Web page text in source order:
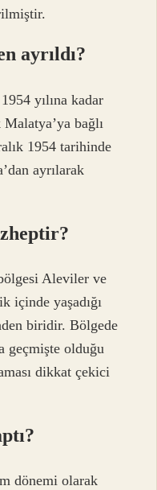
ayrıldı?
yılına kadar
bağlı
1954 tarihinde
ayrılarak
Aleviler ve
içinde yaşadığı
biridir. Bölgede
geçmişte olduğu
dikkat çekici
dönemi olarak